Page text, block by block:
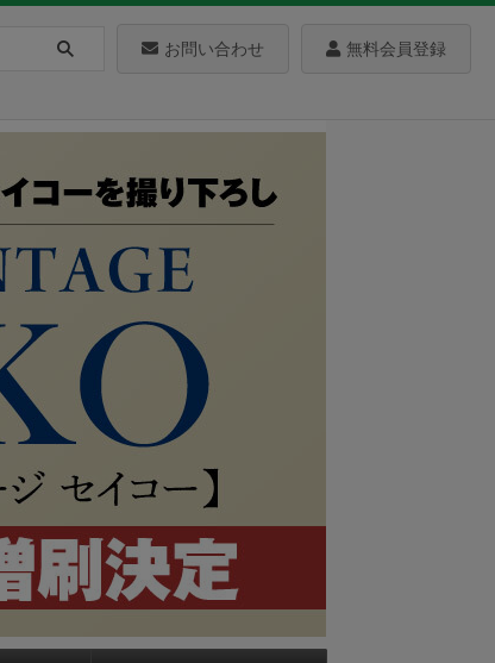
お問い合わせ 無料会員登録